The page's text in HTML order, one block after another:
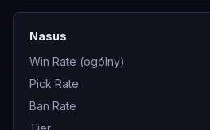
Nasus
Win Rate (ogólny)
Pick Rate
Ban Rate